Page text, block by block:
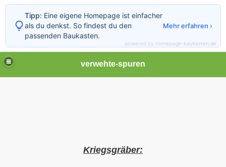
verwehte-spuren
Kriegsgräber:
Tipp: Eine eigene Homepage ist einfacher
als du denkst. So findest du den
passenden Baukasten.
Mehr erfahren ›
powered by homepage-baukasten.de